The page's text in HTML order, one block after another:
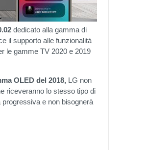
dedicato alla gamma di
il supporto alle funzionalità
le gamme TV 2020 e 2019
OLED del 2018, LG non
riceveranno lo stesso tipo di
progressiva e non bisognerà